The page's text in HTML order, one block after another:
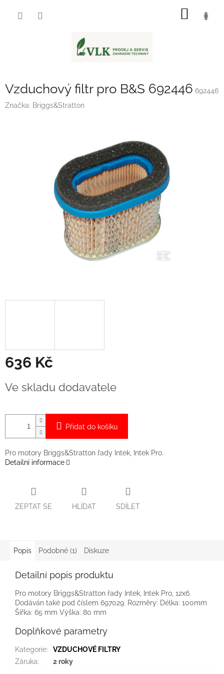
Vzduchový filtr pro B&S 692446 692446
Značka: Briggs&Stratton
636 Kč
cena:
Ve skladu dodavatele
Přidat do košíku
Pro motory Briggs&Stratton řady Intek, Intek Pro.
Detailní informace
ZEPTAT SE HLÍDAT SDÍLET
Popis Podobné (1) Diskuze
Detailní popis produktu
Pro motory Briggs&Stratton řady Intek, Intek Pro, 12x6.
Dodáván také pod číslem 697029. Rozměry: Délka: 100mm
Šířka: 65 mm Výška: 80 mm
Doplňkové parametry
Kategorie:
VZDUCHOVÉ FILTRY
Záruka: 2 roky